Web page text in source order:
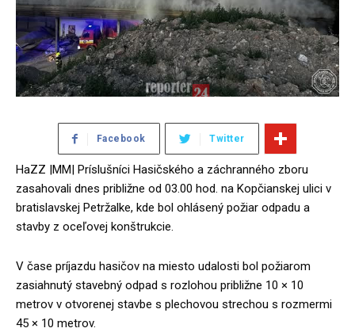
Facebook Twitter
HaZZ |MM| Príslušníci Hasičského a záchranného zboru
zasahovali dnes približne od 03.00 hod. na Kopčianskej ulici v
bratislavskej Petržalke, kde bol ohlásený požiar odpadu a
stavby z oceľovej konštrukcie.
V čase príjazdu hasičov na miesto udalosti bol požiarom
zasiahnutý stavebný odpad s rozlohou približne 10 × 10
metrov v otvorenej stavbe s plechovou strechou s rozmermi
45 × 10 metrov.